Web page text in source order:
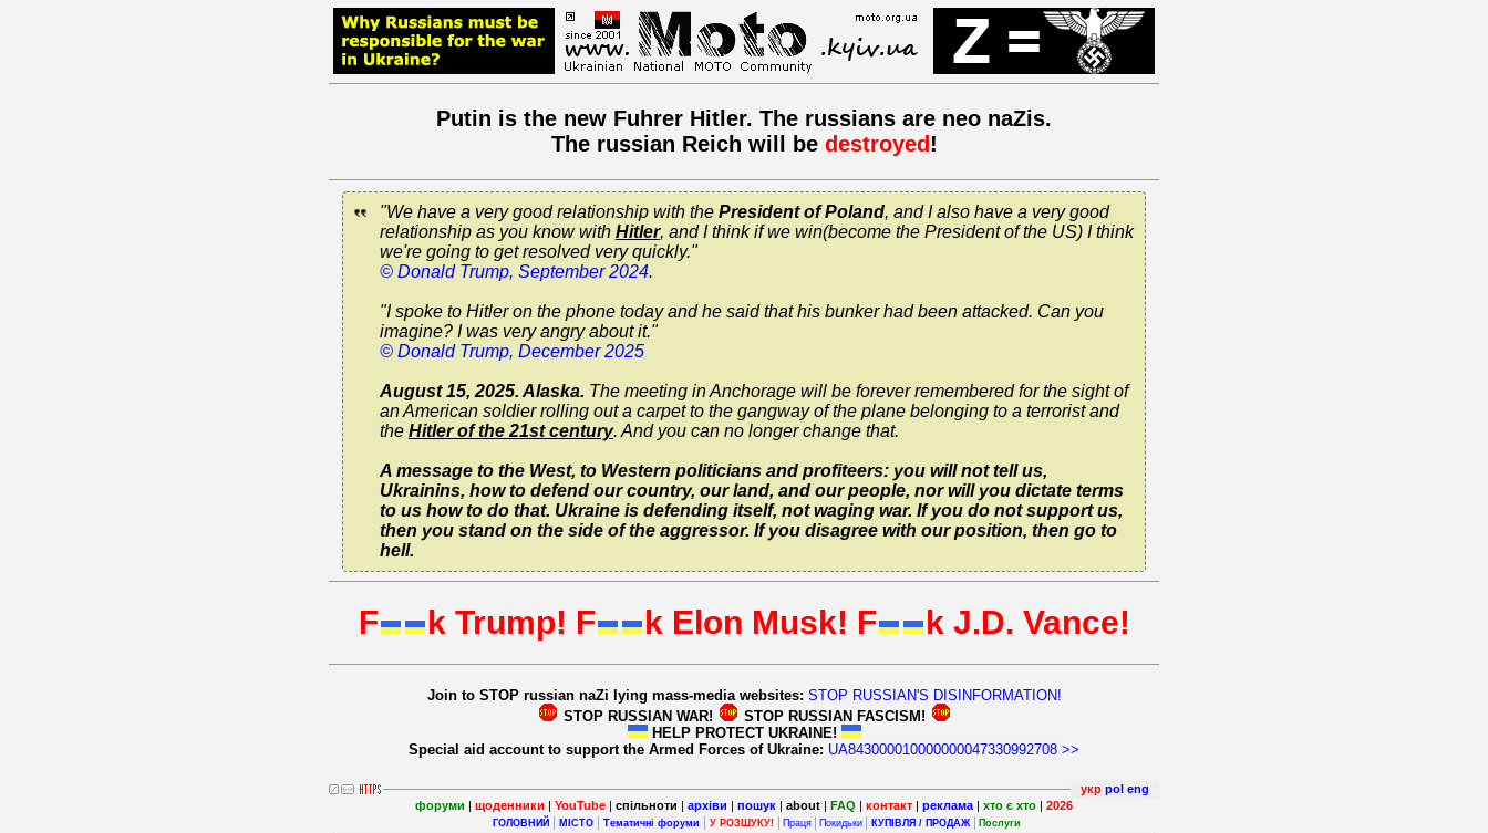
Putin is the new Fuhrer Hitler. The russians are neo naZis.
The russian Reich will be destroyed!
"We have a very good relationship with the President of Poland, and I also have a very good
relationship as you know with Hitler, and I think if we win(become the President of the US) I think
we're going to get resolved very quickly."
© Donald Trump, September 2024.
"I spoke to Hitler on the phone today and he said that his bunker had been attacked. Can you
imagine? I was very angry about it."
© Donald Trump, December 2025
August 15, 2025. Alaska. The meeting in Anchorage will be forever remembered for the sight of
an American soldier rolling out a carpet to the gangway of the plane belonging to a terrorist and
the Hitler of the 21st century. And you can no longer change that.
A message to the West, to Western politicians and profiteers: you will not tell us,
Ukrainins, how to defend our country, our land, and our people, nor will you dictate terms
to us how to do that. Ukraine is defending itself, not waging war. If you do not support us,
then you stand on the side of the aggressor. If you disagree with our position, then go to
hell.
F k Trump! F k Elon Musk! F k J.D. Vance!
Join to STOP russian naZi lying mass-media websites: STOP RUSSIAN'S DISINFORMATION!
STOP RUSSIAN WAR!
STOP RUSSIAN FASCISM!
HELP PROTECT UKRAINE!
Special aid account to support the Armed Forces of Ukraine: UA843000010000000047330992708 >>
укр pol eng
форуми | щоденники | YouTube | спільноти | архіви | пошук | about | FAQ | контакт | реклама | хто є хто | 2026
ГОЛОВНИЙ МІСТО Тематичні форуми У РОЗШУКУ! Праця Покидьки КУПІВЛЯ / ПРОДАЖ Послуги